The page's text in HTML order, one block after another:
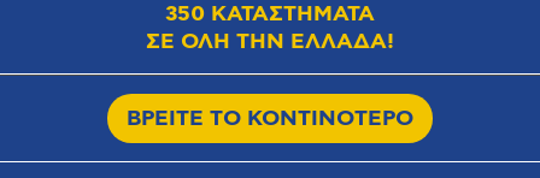
350 ΚΑΤΑΣΤΗΜΑΤΑ
ΣΕ ΟΛΗ ΤΗΝ ΕΛΛΑΔΑ!
ΒΡΕΙΤΕ ΤΟ ΚΟΝΤΙΝΟΤΕΡΟ